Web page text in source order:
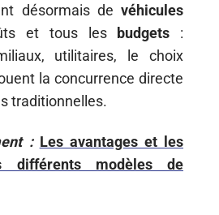
désormais de véhicules
et tous les budgets :
utilitaires, le choix
la concurrence directe
traditionnelles.
: Les avantages et les
différents modèles de